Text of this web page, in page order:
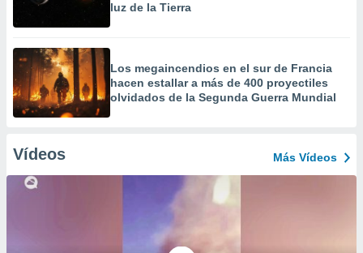
luz de la Tierra
Los megaincendios en el sur de Francia
hacen estallar a más de 400 proyectiles
olvidados de la Segunda Guerra Mundial
Vídeos Más Vídeos